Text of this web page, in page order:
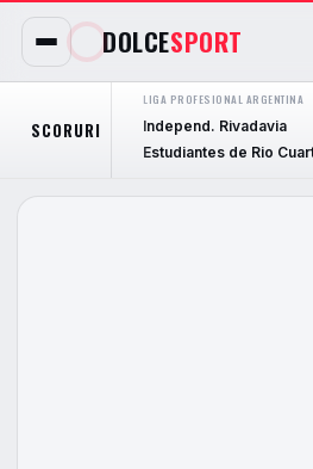
DOLCESPORT
SCORURI
LIGA PROFESIONAL ARGENTINA
Independ. Rivadavia
Estudiantes de Rio